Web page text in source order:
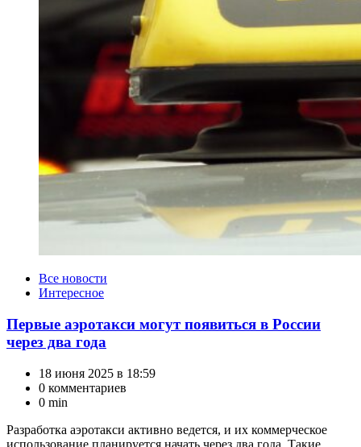
КатегорииВсе новости
Интересное
Первые аэротакси могут появиться в России
через два года
18 июня 2025 в 18:59
0 комментариев
0 min
Разработка аэротакси активно ведется, и их коммерческое
использование планируется начать через два года. Такие